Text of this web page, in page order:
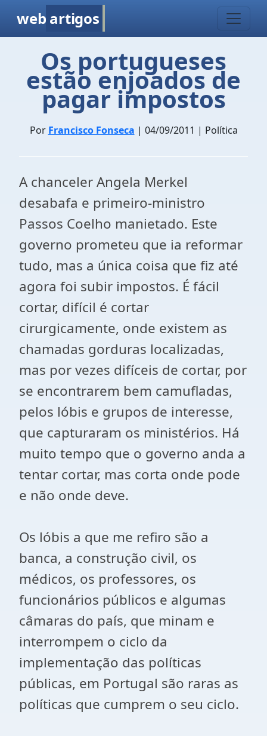
web artigos
Os portugueses
estão enjoados de
pagar impostos
Por Francisco Fonseca | 04/09/2011 | Política
A chanceler Angela Merkel
desabafa e primeiro-ministro
Passos Coelho manietado. Este
governo prometeu que ia reformar
tudo, mas a única coisa que fiz até
agora foi subir impostos. É fácil
cortar, difícil é cortar
cirurgicamente, onde existem as
chamadas gorduras localizadas,
mas por vezes difíceis de cortar, por
se encontrarem bem camufladas,
pelos lóbis e grupos de interesse,
que capturaram os ministérios. Há
muito tempo que o governo anda a
tentar cortar, mas corta onde pode
e não onde deve.
Os lóbis a que me refiro são a
banca, a construção civil, os
médicos, os professores, os
funcionários públicos e algumas
câmaras do país, que minam e
interrompem o ciclo da
implementação das políticas
públicas, em Portugal são raras as
políticas que cumprem o seu ciclo.